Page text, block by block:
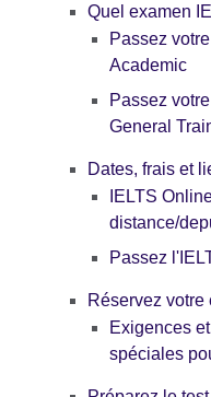
Quel examen
Passez
Academic
Passez
General
Dates, frais et
IELTS
distance/
Passez
Réservez votre
Exigences
spéciales